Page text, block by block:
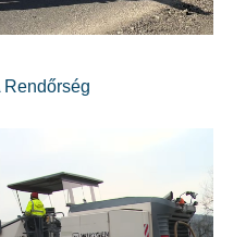
Rendőrség